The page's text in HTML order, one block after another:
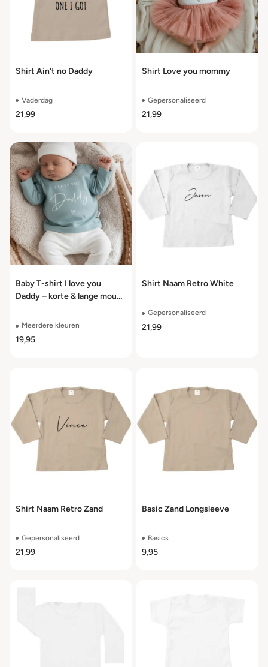
Shirt Ain't no Daddy
Vaderdag
21,99
Shirt Love you mommy
Gepersonaliseerd
21,99
Baby T-shirt I love you
Daddy – korte & lange mouw
Meerdere kleuren
19,95
Shirt Naam Retro White
Gepersonaliseerd
21,99
Shirt Naam Retro Zand
Gepersonaliseerd
21,99
Basic Zand Longsleeve
Basics
9,95